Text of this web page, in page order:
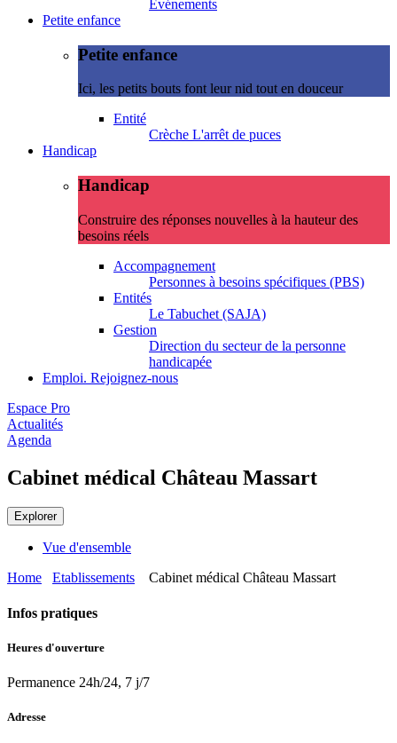
Evénements
Petite enfance
Petite enfance
Ici, les petits bouts font leur nid tout en douceur
Entité
Crèche L'arrêt de puces
Handicap
Handicap
Construire des réponses nouvelles à la hauteur des
besoins réels
Accompagnement
Personnes à besoins spécifiques (PBS)
Entités
Le Tabuchet (SAJA)
Gestion
Direction du secteur de la personne
handicapée
Emploi. Rejoignez-nous
Espace Pro
Actualités
Agenda
Cabinet médical Château Massart
Explorer
Vue d'ensemble
Home
Etablissements Cabinet médical Château Massart
Infos pratiques
Heures d'ouverture
Permanence 24h/24, 7 j/7
Adresse